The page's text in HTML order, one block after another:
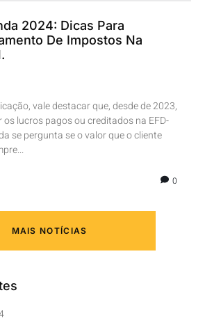
2024: Dicas Para
De Impostos Na
vale destacar que, desde de 2023,
lucros pagos ou creditados na EFD-
se pergunta se o valor que o cliente
0
MAIS NOTÍCIAS